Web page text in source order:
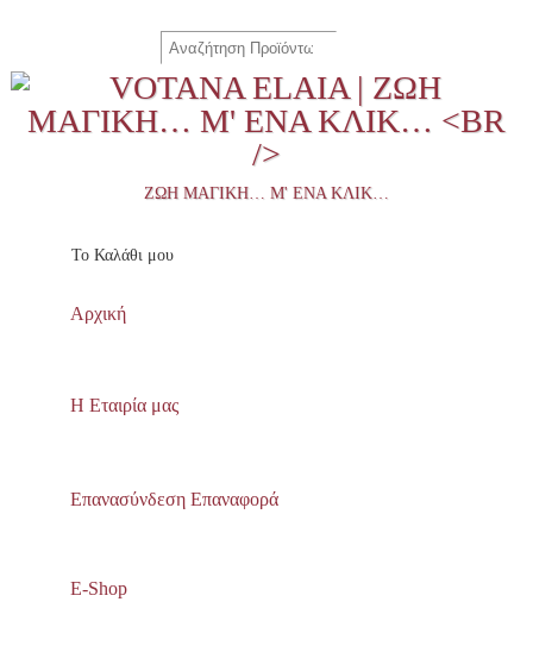
ΖΩΉ ΜΑΓΙΚΉ… Μ' ΈΝΑ ΚΛΙΚ…
To Καλάθι μου
Αρχική
Η Εταιρία μας
Επανασύνδεση Επαναφορά
E-Shop